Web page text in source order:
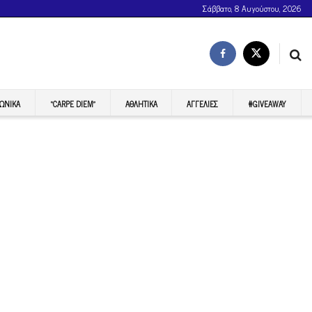
Σάββατο, 8 Αυγούστου, 2026
“CARPE DIEM” ΑΘΛΗΤΙΚΆ ΑΓΓΕΛΊΕΣ #GIVEAWAY